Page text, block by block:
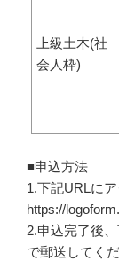
上級土木(社
会人枠)
■申込方法
1.下記URLに
https://
2.申込完了後
で郵送してくだ